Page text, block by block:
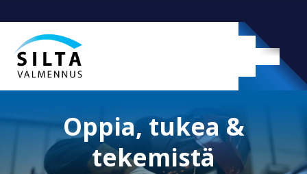
Oppia, tukea &
tekemistä